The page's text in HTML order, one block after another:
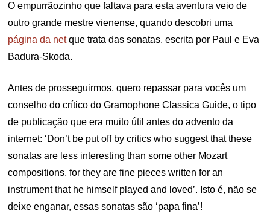
O empurrãozinho que faltava para esta aventura veio de
outro grande mestre vienense, quando descobri uma
página da netque trata das sonatas, escrita por Paul e Eva
Badura-Skoda.
Antes de prosseguirmos, quero repassar para vocês um
conselho do crítico do Gramophone Classica Guide, o tipo
de publicação que era muito útil antes do advento da
internet: ‘Don’t be put off by critics who suggest that these
sonatas are less interesting than some other Mozart
compositions, for they are fine pieces written for an
instrument that he himself played and loved’. Isto é, não se
deixe enganar, essas sonatas são ‘papa fina’!